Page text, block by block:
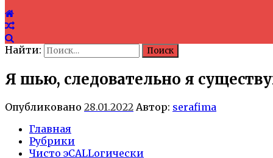
Найти:
Я шью, следовательно я
Опубликовано 28.01.2022 Автор: serafima
Главная
Рубрики
Чисто эCALLогически